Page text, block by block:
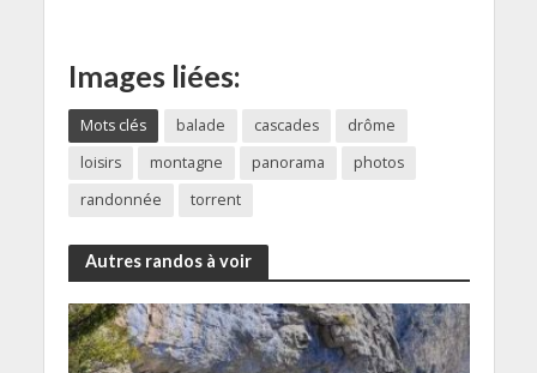
Images liées:
Mots clés balade cascades
drôme
loisirs
montagne panorama
photos
randonnée
torrent
Autres randos à voir